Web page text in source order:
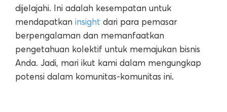
dijelajahi. Ini adalah kesempatan untuk
mendapatkan insight dari para pemasar
berpengalaman dan memanfaatkan
pengetahuan kolektif untuk memajukan bisnis
Anda. Jadi, mari ikut kami dalam mengungkap
potensi dalam komunitas-komunitas ini.